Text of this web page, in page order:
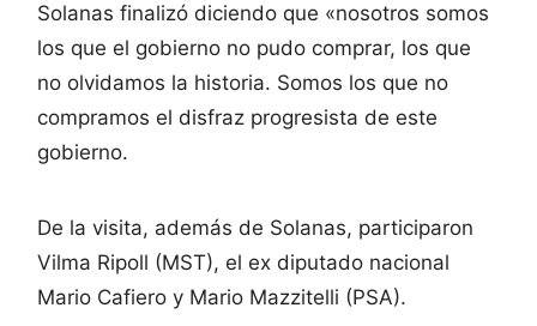
Solanas finalizó diciendo que «nosotros somos
los que el gobierno no pudo comprar, los que
no olvidamos la historia. Somos los que no
compramos el disfraz progresista de este
gobierno.
De la visita, además de Solanas, participaron
Vilma Ripoll (MST), el ex diputado nacional
Mario Cafiero y Mario Mazzitelli (PSA).